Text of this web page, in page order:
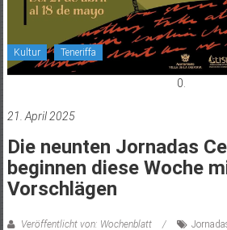
Kultur Teneriffa
0.
21. April 2025
Die neunten Jornadas
beginnen diese Woche
Vorschlägen
Veröffentlicht von: Wochenblatt